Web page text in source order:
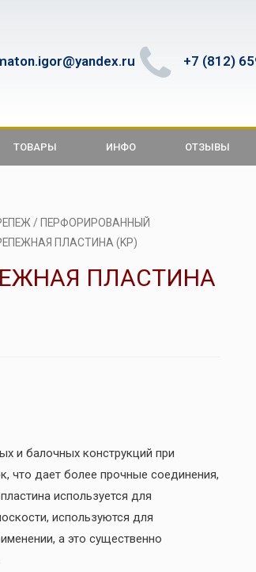
+7 (812)
ТОВАРЫ ИНФО ОТЗЫВЫ
/ ПЕРФОРИРОВАННЫЙ
ПЛАСТИНА (KP)
ПЛАСТИНА
и балочных конструкций при
что дает более прочные соединения,
используется для
используются для
а это существенно